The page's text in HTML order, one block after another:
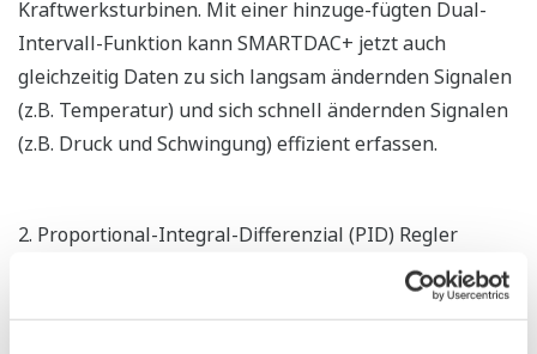
Kraftwerksturbinen. Mit einer hinzuge-fügten Dual-
Intervall-Funktion kann SMARTDAC+ jetzt auch
gleichzeitig Daten zu sich langsam ändernden Signalen
(z.B. Temperatur) und sich schnell ändernden Signalen
(z.B. Druck und Schwingung) effizient erfassen.
2. Proportional-Integral-Differenzial (PID) Regler
Wenn Anwendungen sowohl die Steuerung und
Regelung als auch die Aufzeichnung von Prozessen und